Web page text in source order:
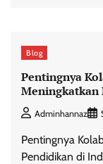
Blog
Pentingnya
Meningkatkan
Adminhannaz
Pentingnya
Pendidikan di